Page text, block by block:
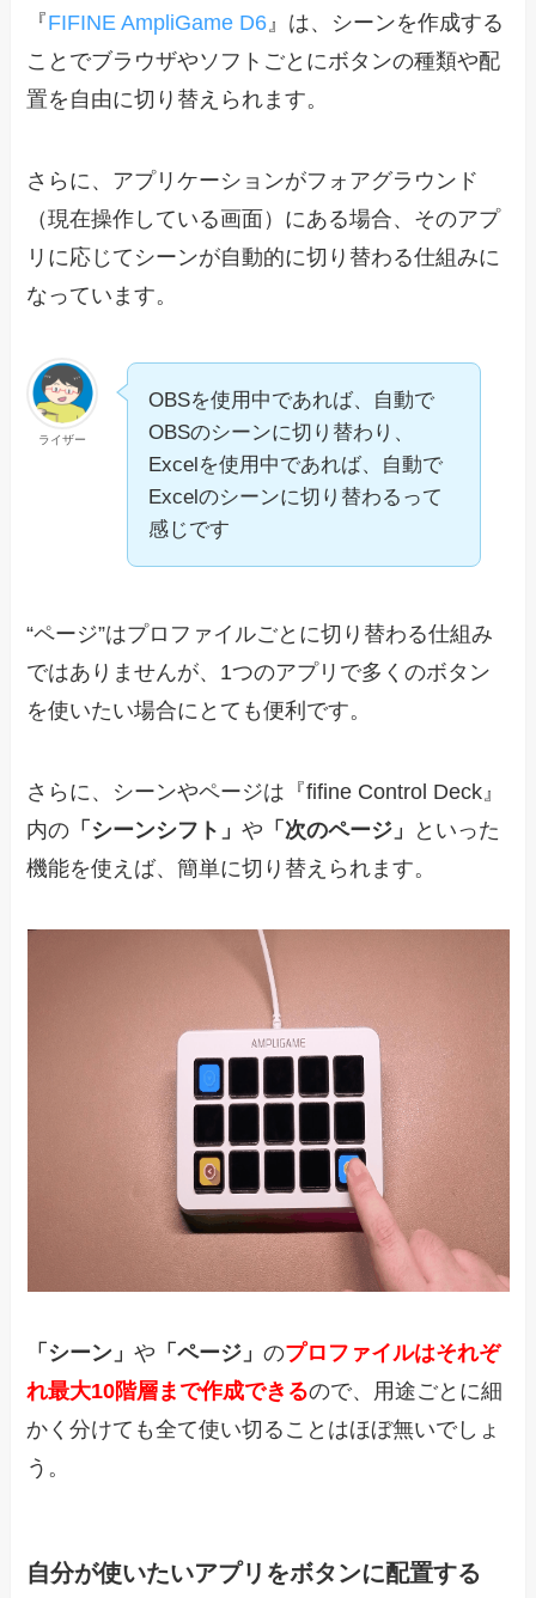
『FIFINE AmpliGame D6』は、シーンを作成する
ことでブラウザやソフトごとにボタンの種類や配
置を自由に切り替えられます。
さらに、アプリケーションがフォアグラウンド
（現在操作している画面）にある場合、そのアプ
リに応じてシーンが自動的に切り替わる仕組みに
なっています。
ライザー
OBSを使用中であれば、自動で
OBSのシーンに切り替わり、
Excelを使用中であれば、自動で
Excelのシーンに切り替わるって
感じです
“ページ”はプロファイルごとに切り替わる仕組み
ではありませんが、1つのアプリで多くのボタン
を使いたい場合にとても便利です。
さらに、シーンやページは『fifine Control Deck』
内の 「シーンシフト」や 「次のページ」
といった
機能を使えば、簡単に切り替えられます。
「シーン」や 「ページ」のプロファイルはそれぞ
れ最大10階層まで作成できるので、用途ごとに細
かく分けても全て使い切ることはほぼ無いでしょ
う。
自分が使いたいアプリをボタンに配置する